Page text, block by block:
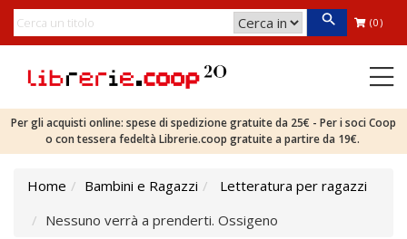
(0)
Per gli acquisti online: spese di spedizione gratuite da 25€ - Per i soci Coop
o con tessera fedeltà Librerie.coop gratuite a partire da 19€.
Home Bambini e Ragazzi
Letteratura per ragazzi
Nessuno verrà a prenderti. Ossigeno